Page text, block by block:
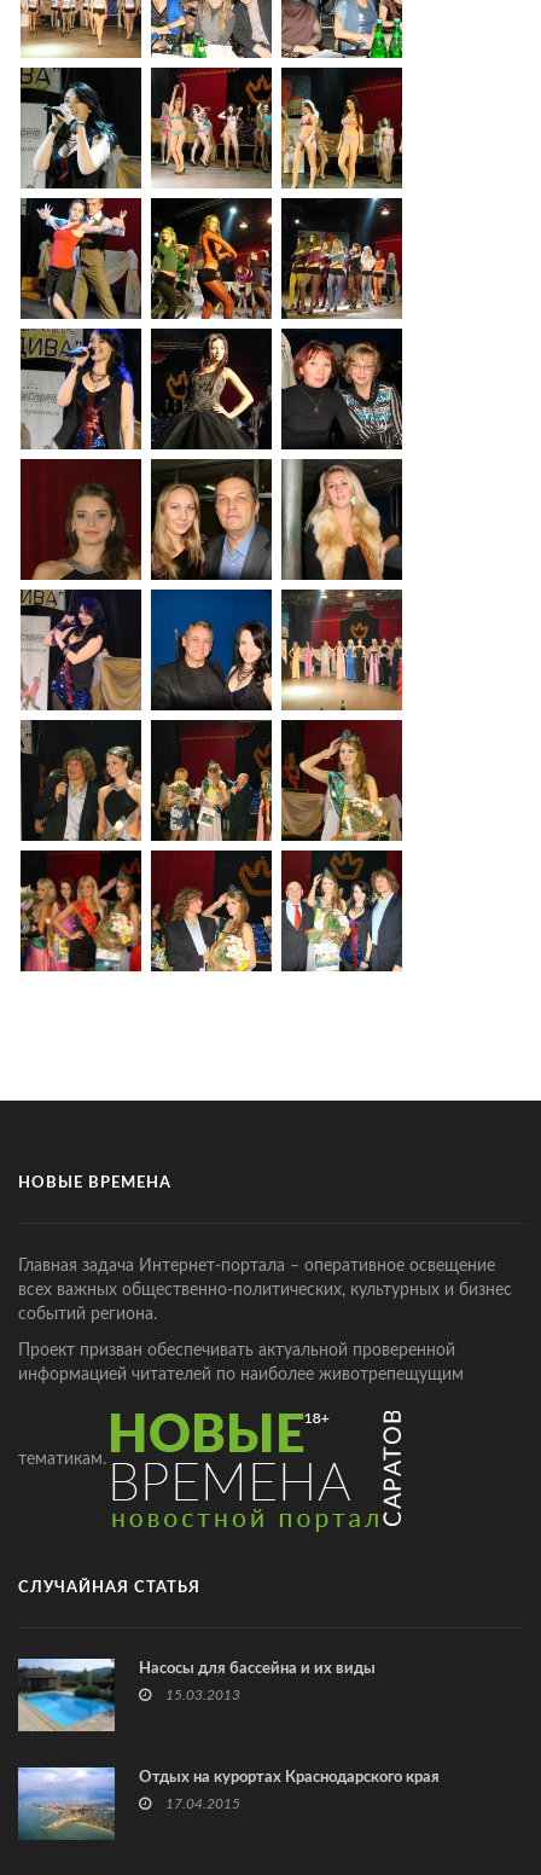
НОВЫЕ ВРЕМЕНА
Главная задача Интернет-портала – оперативное освещение
всех важных общественно-политических, культурных и бизнес
событий региона.
Проект призван обеспечивать актуальной проверенной
информацией читателей по наиболее животрепещущим
тематикам.
СЛУЧАЙНАЯ СТАТЬЯ
Насосы для бассейна и их виды
15.03.2013
Отдых на курортах Краснодарского края
17.04.2015